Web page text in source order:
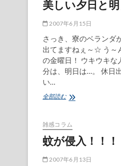
美しい夕日と
2007年6月15日
さっき、寮のベランダ
出てますねぇ～☆ う～
の金曜日！ ウキウキな
分は、明日は…。 休日
い…
全部読む美
夕
日
と
日
雑感コラム
蚊が侵入！！！
2007年6月13日